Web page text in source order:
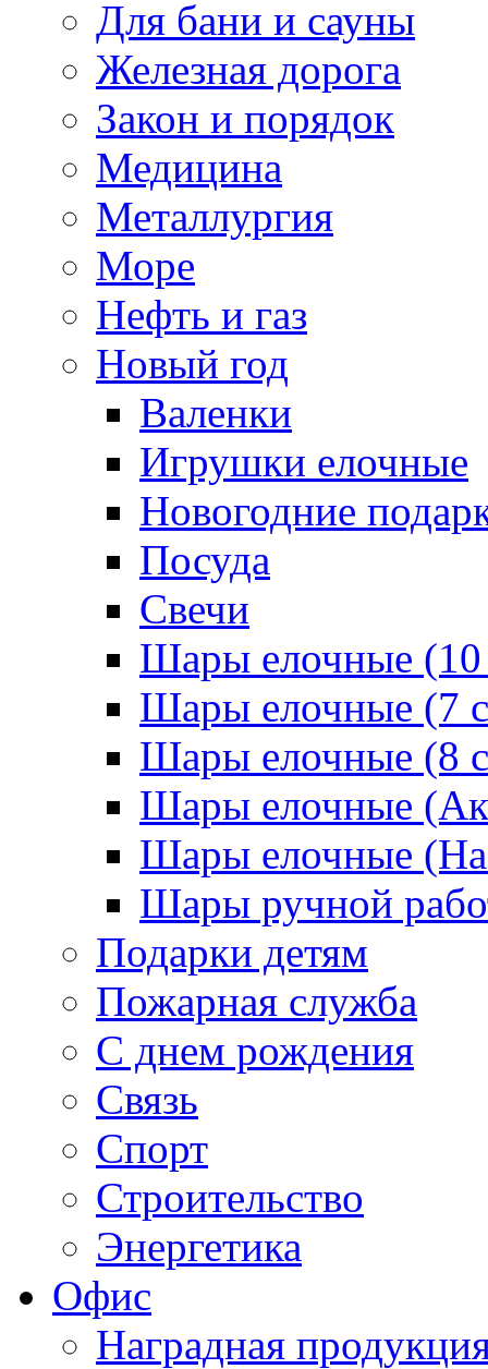
Для бани и сауны
Железная дорога
Закон и порядок
Медицина
Металлургия
Море
Нефть и газ
Новый год
Валенки
Игрушки елочные
Новогодние
Посуда
Свечи
Шары елочные
Шары елочные (7
Шары елочные (8
Шары елочные
Шары елочные
Шары ручной
Подарки детям
Пожарная служба
С днем рождения
Связь
Спорт
Строительство
Энергетика
Офис
Наградная